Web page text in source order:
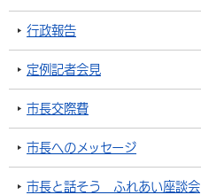
行政報告
定例記者会見
市長交際費
市長へのメッセージ
市長と話そう ふれあい座談会